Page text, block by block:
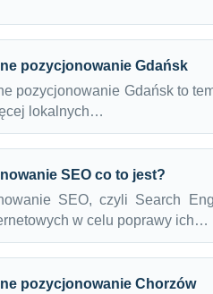
pozycjonowanie Gdańsk
pozycjonowanie Gdańsk to
lokalnych…
SEO co to jest?
SEO, czyli Search
w celu poprawy ich…
pozycjonowanie Chorzów